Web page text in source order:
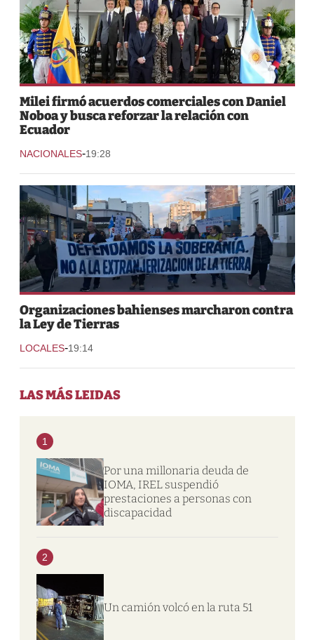
Milei firmó acuerdos comerciales con Daniel
Noboa y busca reforzar la relación con
Ecuador
NACIONALES-19:28
Organizaciones bahienses marcharon contra
la Ley de Tierras
LOCALES-19:14
LAS MÁS LEIDAS
1
Por una millonaria deuda de
IOMA, IREL suspendió
prestaciones a personas con
discapacidad
2
Un camión volcó en la ruta 51